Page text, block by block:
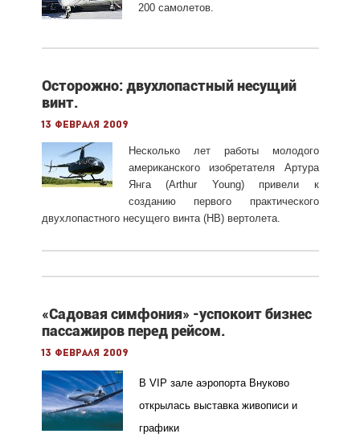
200 самолетов.
Осторожно: двухлопастный несущий
винт.
13 февраля 2009
Несколько лет работы молодого
американского изобретателя Артура
Янга (Arthur Young) привели к
созданию первого практического
двухлопастного несущего винта (НВ) вертолета.
«Садовая симфония» -успокоит бизнес
пассажиров перед рейсом.
13 февраля 2009
В VIP зале аэропорта Внуково
открылась выставка живописи и
графики